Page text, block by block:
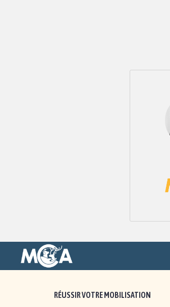
RÉUSSIR VOTRE MOBILISATION